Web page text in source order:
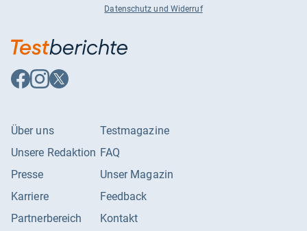
Datenschutz und Widerruf
Auf
Facebook
Auf
Instagram
Auf
X
Über uns
Unsere Redaktion
Presse
Karriere
Partnerbereich
Testmagazine
FAQ
Unser Magazin
Feedback
Kontakt